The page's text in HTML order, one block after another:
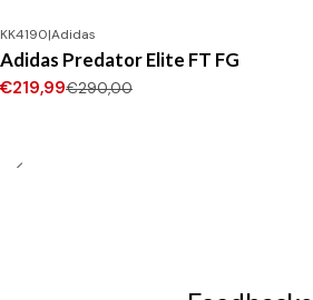
-24%DESCONTO
Novo
KK4190|Adidas
Adidas Predator Elite FT FG
€219,99€290,00